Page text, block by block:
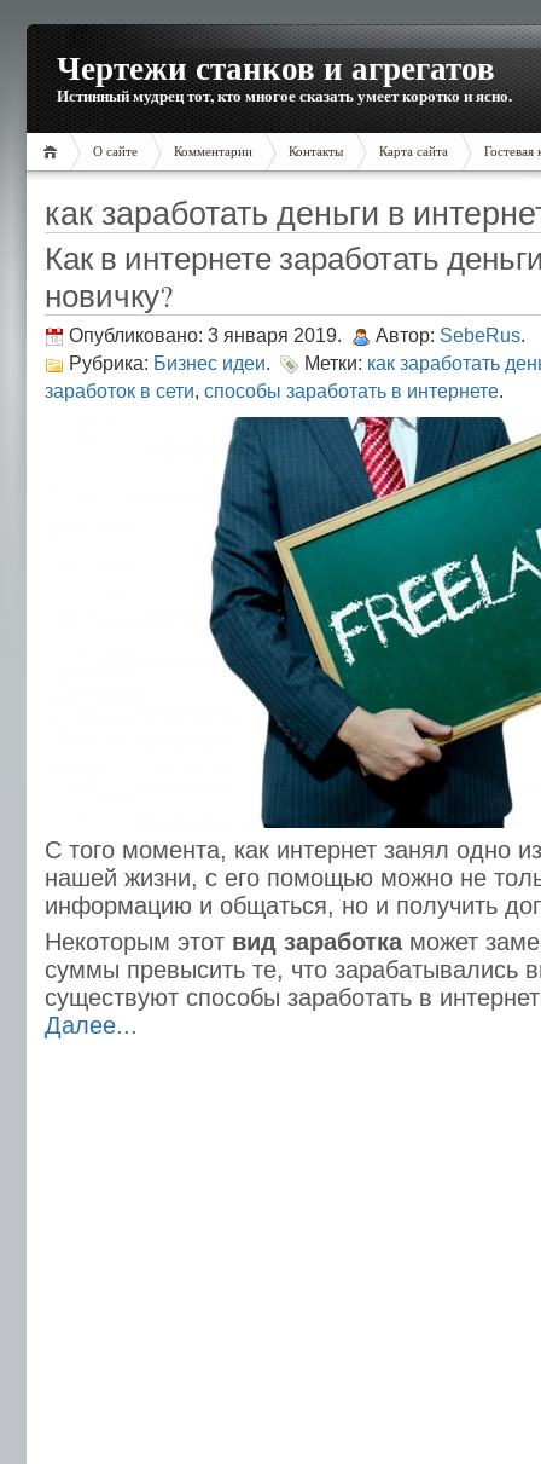
Чертежи станков и агрегатов
Истинный мудрец тот, кто многое сказать умеет коротко и ясно.
О сайте Комментарии Контакты Карта сайта Гостевая
как заработать деньги в
Как в интернете заработать
новичку?
Опубликовано: 3 января 2019. Автор: SebeRus.
Рубрика: Бизнес идеи. Метки: как заработать
заработок в сети, способы заработать в интернете.
С того момента, как интернет занял одно
нашей жизни, с его помощью можно не
информацию и общаться, но и получить
Некоторым этот вид заработкаможет
суммы превысить те, что зарабатывались
существуют способы заработать в
Далее...